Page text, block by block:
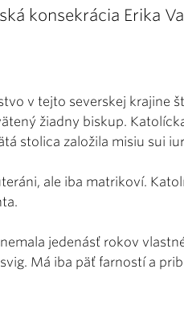
konsekrácia Erika
v tejto severskej krajine
žiadny biskup.
stolica založila misiu sui
ale iba matrikoví.
jedenásť rokov
Má iba päť farností a